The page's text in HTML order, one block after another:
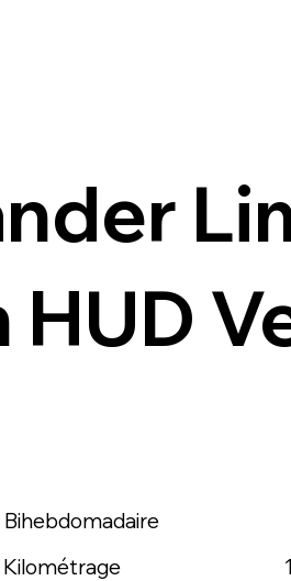
Bihebdomadaire
Kilométrage
HUD